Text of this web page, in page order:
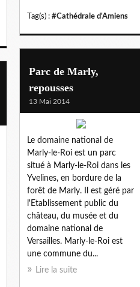
Tag(s) : #Cathédrale d'Amiens
Parc de Marly,
repousses
13 Mai 2014
Le domaine national de
Marly-le-Roi est un parc
situé à Marly-le-Roi dans les
Yvelines, en bordure de la
forêt de Marly. Il est géré par
l'Etablissement public du
château, du musée et du
domaine national de
Versailles. Marly-le-Roi est
une commune du...
Lire la suite